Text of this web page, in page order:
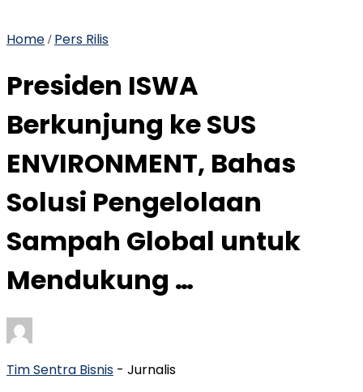
Home / Pers Rilis
Presiden ISWA
Berkunjung ke SUS
ENVIRONMENT, Bahas
Solusi Pengelolaan
Sampah Global untuk
Mendukung …
Tim Sentra Bisnis - Jurnalis